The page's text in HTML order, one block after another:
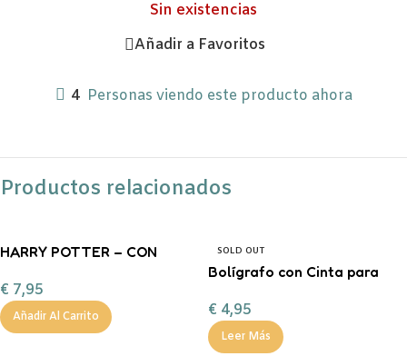
Sin existencias
Añadir a Favoritos
4 Personas viendo este producto ahora
Productos relacionados
HARRY POTTER – CON
€ 7,95
Añadir Al Carrito
SOLD OUT
Bolígrafo con Cinta para
€ 4,95
Leer Más